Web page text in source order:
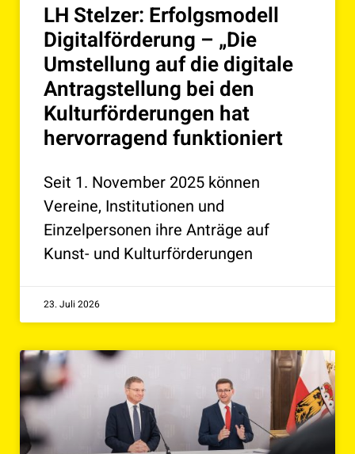
LH Stelzer: Erfolgsmodell
Digitalförderung – „Die
Umstellung auf die digitale
Antragstellung bei den
Kulturförderungen hat
hervorragend funktioniert
Seit 1. November 2025 können
Vereine, Institutionen und
Einzelpersonen ihre Anträge auf
Kunst- und Kulturförderungen
23. Juli 2026